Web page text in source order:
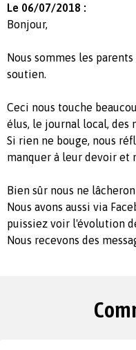
Le 06/07/2018 :
Bonjour,
Nous sommes les
soutien.
Ceci nous touche
élus, le journal local, des
Si rien ne bouge, nous
manquer à leur devoir et
Bien sûr nous ne
Nous avons aussi via
puissiez voir l'évolution
Nous recevons des